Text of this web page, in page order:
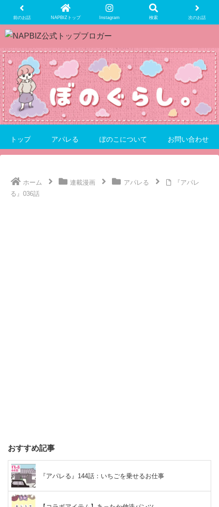
前のお話 NAPBIZトップ Instagram 検索 次のお話
トップ アパレる ぼのこについて お問い合わせ
ホーム 連載漫画 アパレる
『アパレ
る』036話
おすすめ記事
『アパレる』144話：いちごを乗せるお仕事